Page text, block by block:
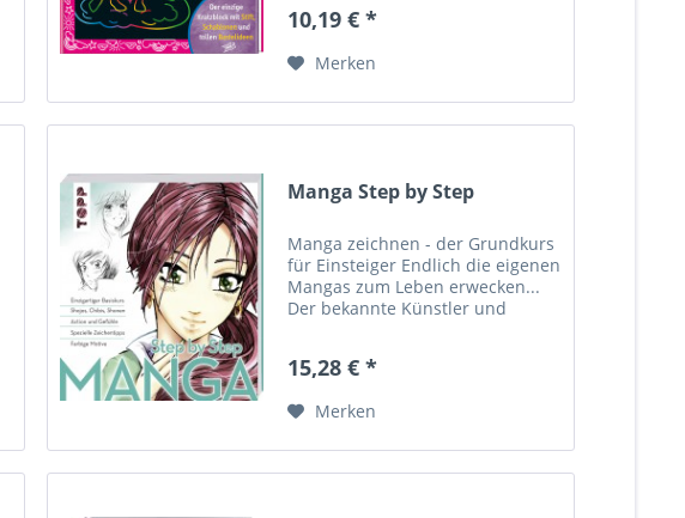
herausgekratzt werden. Jede
10,19 € *
Merken
Manga Step by Step
Manga zeichnen - der Grundkurs
für Einsteiger Endlich die eigenen
Mangas zum Leben erwecken...
Der bekannte Künstler und
Lektionen wird das Wissen
15,28 € *
Merken